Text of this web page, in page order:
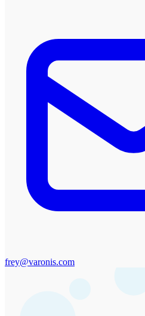
frey@varonis.com